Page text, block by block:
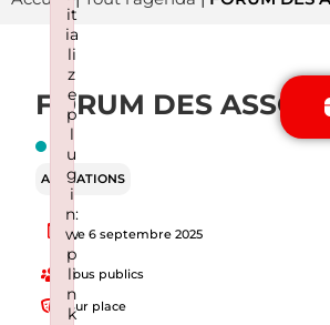
FORUM DES
ANIMATIONS
Le 6 septembre 2025
Tous publics
Sur place
it
ia
li
z
e
p
l
u
g
i
n:
w
p
li
n
k